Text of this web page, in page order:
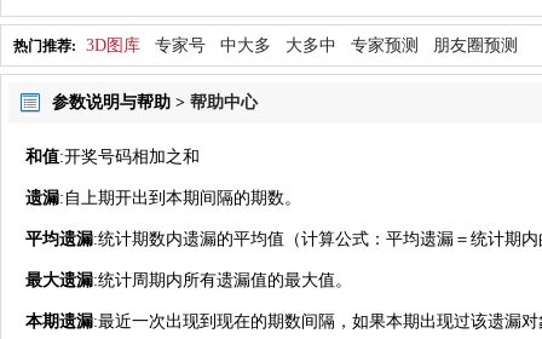
热门推荐: 3D图库 专家号 中大多 大多中 专家预测 朋友圈预测
参数说明与帮助 > 帮助中心
和值:开奖号码相加之和
遗漏:自上期开出到本期间隔的期数。
平均遗漏:统计期数内遗漏的平均值（计算公式：平均遗漏＝统计期
最大遗漏:统计周期内所有遗漏值的最大值。
本期遗漏:最近一次出现到现在的期数间隔，如果本期出现过该遗漏